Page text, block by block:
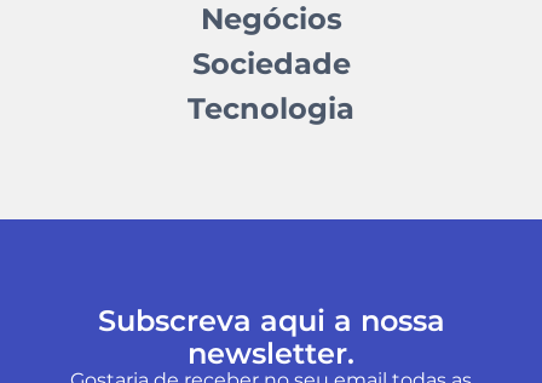
Negócios
Sociedade
Tecnologia
Subscreva aqui a nossa
newsletter.